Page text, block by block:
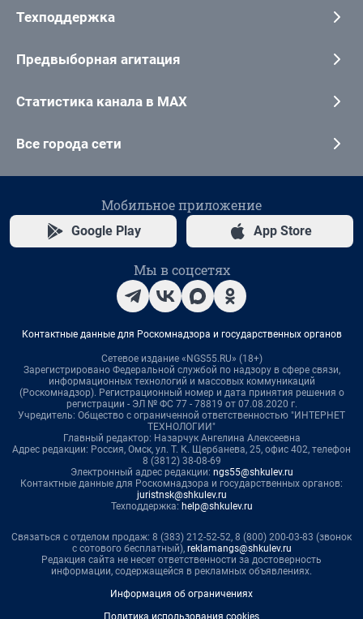
Техподдержка
Предвыборная агитация
Статистика канала в MAX
Все города сети
Мобильное приложение
Google Play App Store
Мы в соцсетях
Контактные данные для Роскомнадзора и государственных органов
Сетевое издание «NGS55.RU» (18+)
Зарегистрировано Федеральной службой по надзору в сфере связи,
информационных технологий и массовых коммуникаций
(Роскомнадзор). Регистрационный номер и дата принятия решения о
регистрации - ЭЛ № ФС 77 - 78819 от 07.08.2020 г.
Учредитель: Общество с ограниченной ответственностью "ИНТЕРНЕТ
ТЕХНОЛОГИИ"
Главный редактор: Назарчук Ангелина Алексеевна
Адрес редакции: Россия, Омск, ул. Т. К. Щербанева, 25, офис 402, телефон
8 (3812) 38-08-69
Электронный адрес редакции: ngs55@shkulev.ru
Контактные данные для Роскомнадзора и государственных органов:
juristnsk@shkulev.ru
Техподдержка: help@shkulev.ru
Связаться с отделом продаж: 8 (383) 212-52-52, 8 (800) 200-03-83 (звонок
с сотового бесплатный), reklamangs@shkulev.ru
Редакция сайта не несет ответственности за достоверность
информации, содержащейся в рекламных объявлениях.
Информация об ограничениях
Политика использования cookies